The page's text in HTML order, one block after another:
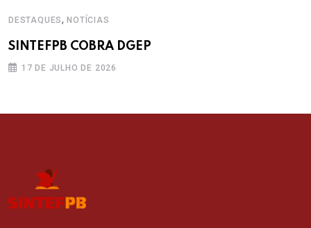
DESTAQUES,NOTÍCIAS
SINTEFPB COBRA DGEP
17 DE JULHO DE 2026